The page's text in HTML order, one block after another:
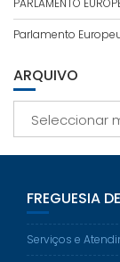
PARLAMENTO
Parlamento
ARQUIVO
FREGUESIA
Serviços e